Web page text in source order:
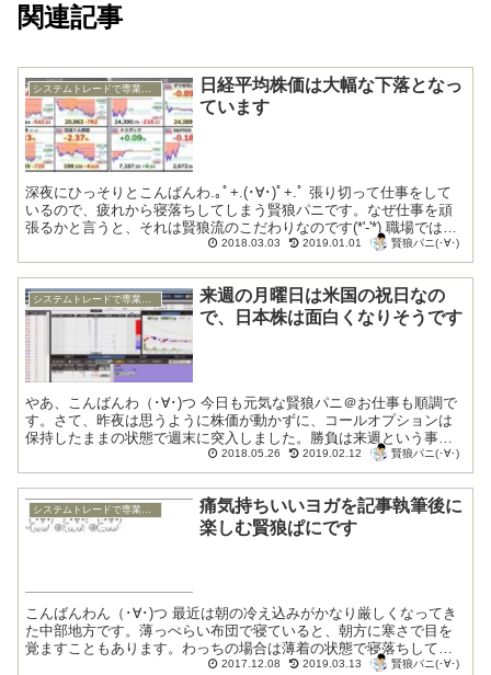
関連記事
システムトレードで専業トレーダー復帰
日経平均株価は大幅な下落となっ
ています
深夜にひっそりとこんばんわ.｡ﾟ+.(･∀･)ﾟ+.ﾟ 張り切って仕事をして
いるので、疲れから寝落ちしてしまう賢狼パニです。なぜ仕事を頑
張るかと言うと、それは賢狼流のこだわりなのです(*'-'*) 職場では後
2018.03.03 2019.01.01 賢狼パニ(･∀･)
システムトレードで専業トレーダー復帰
来週の月曜日は米国の祝日なの
で、日本株は面白くなりそうです
やあ、こんばんわ（･∀･)つ 今日も元気な賢狼パニ＠お仕事も順調で
す。さて、昨夜は思うように株価が動かずに、コールオプションは
保持したままの状態で週末に突入しました。勝負は来週という事に
なります。 賢狼パニ(･∀･) 「...2018.05.26 2019.02.12 賢狼パニ(･∀･)
システムトレードで専業トレーダー復帰
痛気持ちいいヨガを記事執筆後に
楽しむ賢狼ぱにです
こんばんわん（･∀･)つ 最近は朝の冷え込みがかなり厳しくなってき
た中部地方です。薄っぺらい布団で寝ていると、朝方に寒さで目を
覚ますこともあります。わっちの場合は薄着の状態で寝落ちして風
邪を引くことが怖いので、部屋の中にいると...
2017.12.08 2019.03.13 賢狼パニ(･∀･)